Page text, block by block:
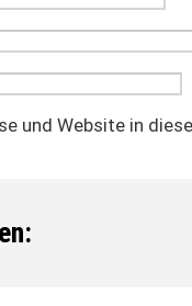
und Website in